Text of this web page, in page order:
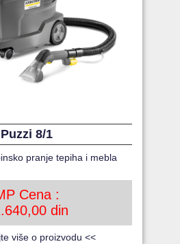
Puzzi 8/1
pranje tepiha i mebla
Cena :
din
više o proizvodu <<